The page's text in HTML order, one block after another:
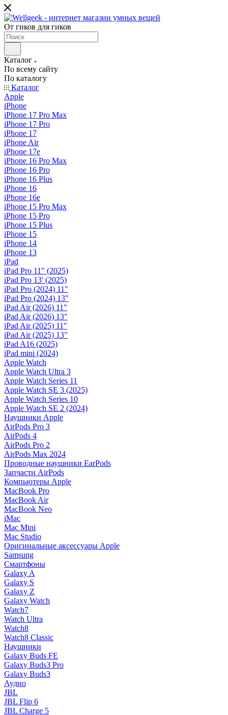
От гиков для гиков
Каталог
По всему сайту
По каталогу
Каталог
Apple
iPhone
iPhone 17 Pro Max
iPhone 17 Pro
iPhone 17
iPhone Air
iPhone 17e
iPhone 16 Pro Max
iPhone 16 Pro
iPhone 16 Plus
iPhone 16
iPhone 16e
iPhone 15 Pro Max
iPhone 15 Pro
iPhone 15 Plus
iPhone 15
iPhone 14
iPhone 13
iPad
iPad Pro 11" (2025)
iPad Pro 13' (2025)
iPad Pro (2024) 11"
iPad Pro (2024) 13"
iPad Air (2026) 11"
iPad Air (2026) 13"
iPad Air (2025) 11"
iPad Air (2025) 13"
iPad A16 (2025)
iPad mini (2024)
Apple Watch
Apple Watch Ultra 3
Apple Watch Series 11
Apple Watch SE 3 (2025)
Apple Watch Series 10
Apple Watch SE 2 (2024)
Наушники Apple
AirPods Pro 3
AirPods 4
AirPods Pro 2
AirPods Max 2024
Проводные наушники EarPods
Запчасти AirPods
Компьютеры Apple
MacBook Pro
MacBook Air
MacBook Neo
iMac
Mac Mini
Mac Studio
Оригинальные аксессуары Apple
Samsung
Смартфоны
Galaxy A
Galaxy S
Galaxy Z
Galaxy Watch
Watch7
Watch Ultra
Watch8
Watch8 Classic
Наушники
Galaxy Buds FE
Galaxy Buds3 Pro
Galaxy Buds3
Аудио
JBL
JBL Flip 6
JBL Charge 5